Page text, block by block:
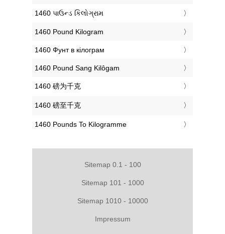
‎1460 પાઉન્ડ કિલોગ્રામ
‎1460 Pound Kilogram
‎1460 Фунт в кілограм
‎1460 Pound Sang Kilôgam
‎1460 磅为千克
‎1460 磅至千克
‎1460 Pounds To Kilogramme
Sitemap 0.1 - 100
Sitemap 101 - 1000
Sitemap 1010 - 10000
Impressum